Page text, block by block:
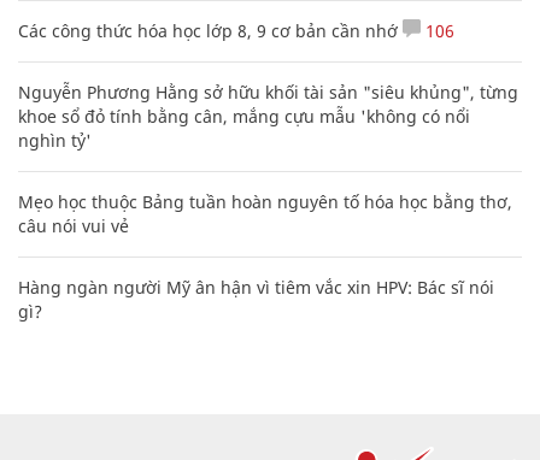
Các công thức hóa học lớp 8, 9 cơ bản cần nhớ 106
Nguyễn Phương Hằng sở hữu khối tài sản "siêu khủng", từng
khoe sổ đỏ tính bằng cân, mắng cựu mẫu 'không có nổi
nghìn tỷ'
Mẹo học thuộc Bảng tuần hoàn nguyên tố hóa học bằng thơ,
câu nói vui vẻ
Hàng ngàn người Mỹ ân hận vì tiêm vắc xin HPV: Bác sĩ nói
gì?